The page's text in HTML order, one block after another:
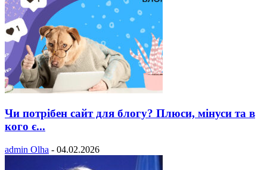
Чи потрібен сайт для блогу? Плюси, мінуси та в
кого є...
admin Olha - 04.02.2026